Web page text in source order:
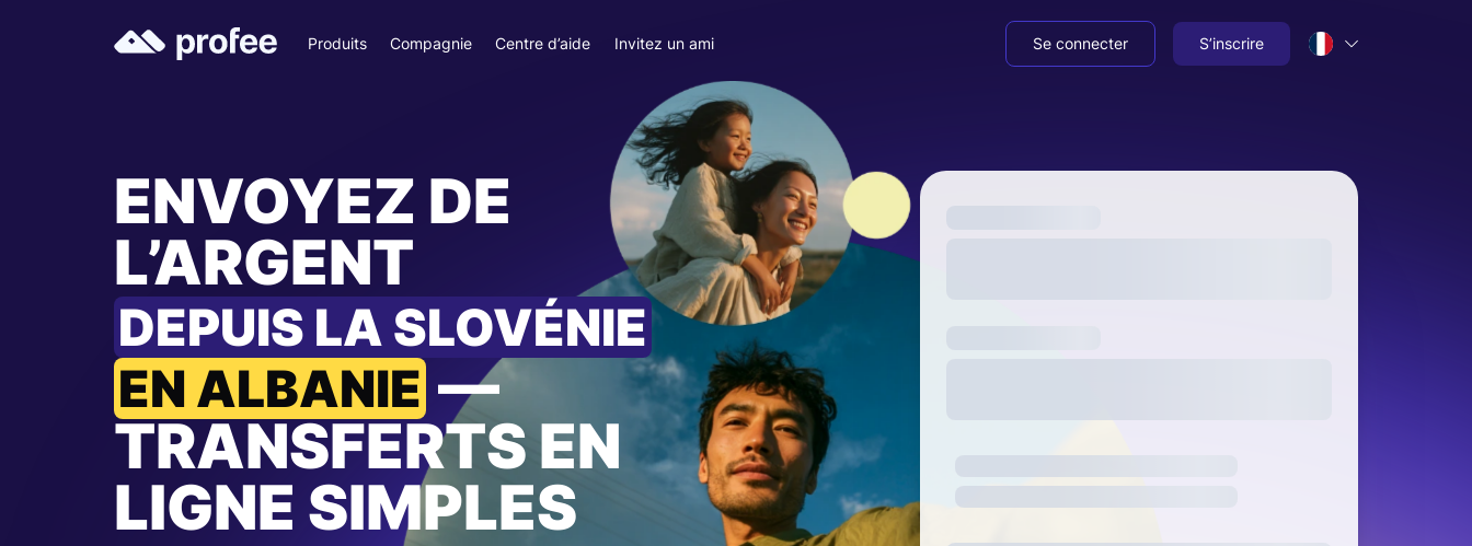
Produits Compagnie Centre d’aide Invitez un ami Se connecter S’inscrire
ENVOYEZ DE
L’ARGENT
DEPUIS LA SLOVÉNIE
EN ALBANIE —
TRANSFERTS EN
LIGNE SIMPLES